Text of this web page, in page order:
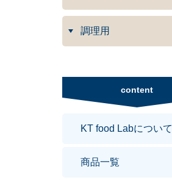
調理用
content
KT food Labについて
商品一覧